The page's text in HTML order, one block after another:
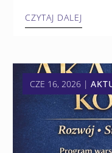
CZYTAJ DALEJ
CZE 16, 2026 |